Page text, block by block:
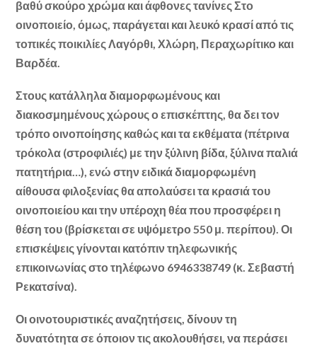
βαθύ σκούρο χρώμα και άφθονες τανίνες Στο
οινοποιείο, όμως, παράγεται και λευκό κρασί από τις
τοπικές ποικιλίες Λαγόρθι, Χλώρη, Περαχωρίτικο και
Βαρδέα.
Στους κατάλληλα διαμορφωμένους και
διακοσμημένους χώρους ο επισκέπτης, θα δει τον
τρόπο οινοποίησης καθώς και τα εκθέματα (πέτρινα
τρόκολα (στροφιλιές) με την ξύλινη βίδα, ξύλινα παλιά
πατητήρια…), ενώ στην ειδικά διαμορφωμένη
αίθουσα φιλοξενίας θα απολαύσει τα κρασιά του
οινοποιείου και την υπέροχη θέα που προσφέρει η
θέση του (βρίσκεται σε υψόμετρο 550 μ. περίπου). Οι
επισκέψεις γίνονται κατόπιν τηλεφωνικής
επικοινωνίας στο τηλέφωνο 6946338749 (κ. Σεβαστή
Ρεκατσίνα).
Οι οινοτουριστικές αναζητήσεις, δίνουν τη
δυνατότητα σε όποιον τις ακολουθήσει, να περάσει